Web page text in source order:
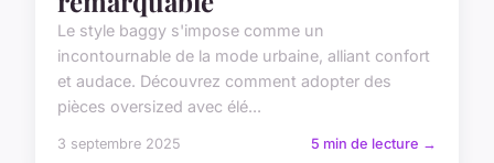
Le style baggy s'impose comme un
incontournable de la mode urbaine, alliant confort
et audace. Découvrez comment adopter des
pièces oversized avec élé...
3 septembre 2025 5 min de lecture →